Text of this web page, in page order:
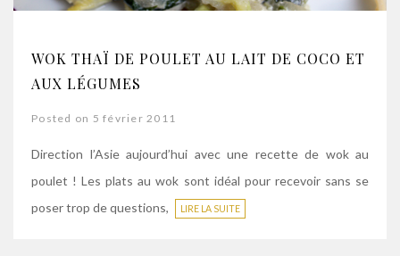
WOK THAÏ DE POULET AU LAIT DE COCO ET
AUX LÉGUMES
Posted on 5 février 2011
Direction l’Asie aujourd’hui avec une recette de wok au
poulet ! Les plats au wok sont idéal pour recevoir sans se
poser trop de questions,
LIRE LA SUITE